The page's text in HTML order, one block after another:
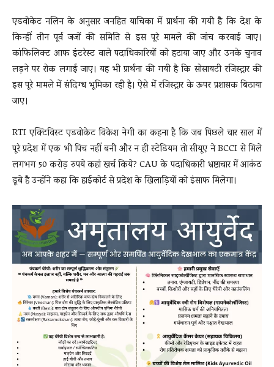
एडवोकेट नलिन के अनुसार जनहित याचिका में प्रार्थना की गयी है कि देश के
किन्हीं तीन पूर्व जजों की समिति से इस पूरे मामले की जांच करवाई जाए।
कांफिलिक्ट आफ इंटरेस्ट वाले पदाधिकारियों को हटाया जाए और उनके चुनाव
लड़ने पर रोक लगाई जाए। यह भी प्रार्थना की गयी है कि सोसायटी रजिस्ट्रार की
इस पूरे मामले में संदिग्ध भूमिका रही है। ऐसे में रजिस्ट्रार के ऊपर प्रशासक बिठाया
जाए।
RTI एक्टिविस्ट एडवोकेट विकेश नेगी का कहना है कि जब पिछले चार साल में
पूरे प्रदेश में एक भी पिच नहीं बनी और न ही स्टेडियम तो सीयूए ने BCCI से मिले
लगभग 50 करोड़ रुपये कहां खर्च किये? CAU के पदाधिकारी भ्रष्टाचार में आकंठ
डूबे है उन्होंने कहा कि हाईकोर्ट से प्रदेश के खिलाड़ियों को इंसाफ मिलेगा।